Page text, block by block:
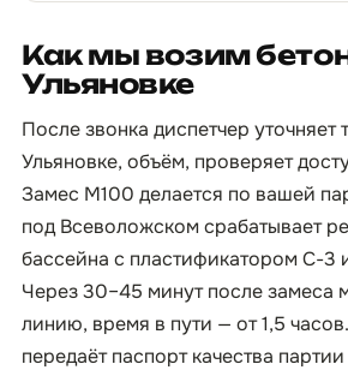
Как мы возим
Ульяновке
После звонка диспетчер уточняет
Ульяновке, объём, проверяет
Замес М100 делается по вашей
под Всеволожском срабатывает
бассейна с пластификатором С-3
Через 30–45 минут после замеса
линию, время в пути — от 1,5
передаёт паспорт качества